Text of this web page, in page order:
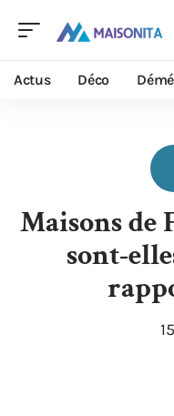
Actus Déco
Maisons de
sont-